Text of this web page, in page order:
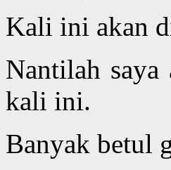
Kali ini akan
Nantilah
kali ini.
Banyak betul